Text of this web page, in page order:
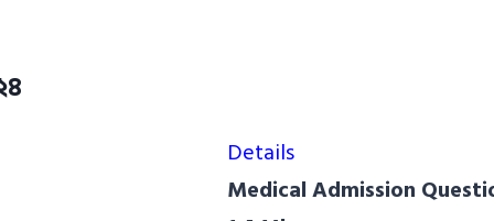
Details
Medical Admission